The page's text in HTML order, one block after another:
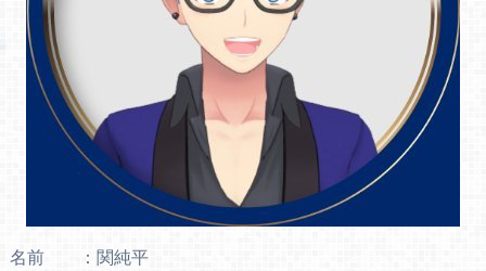
名前 ：関純平